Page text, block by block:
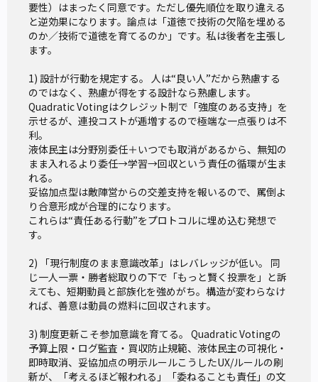
ル・タレントへの投票は、以前から日本社会で好ましくない
行動として認識されてきた。そういった投票をするべきでは
ない、ということはある種の常識であったと言ってよいだろ
さらに、ブレナンは不適切な投票を嫌う社会通念から一歩
進んで「場合によっては、棄権も必要である」と主張する。
彼は、前掲書で「棄権票」を肯定する理由をレストラン選び
に喩（たと）えている。すなわち棄権票とは実質的には委任
というかたちの間接投票であり、投票の放棄ではないという
ことだ。
「『私は最高のレストランに投票する。しかし、私はどのレ
りもよく知っているので、皆さんの集団的な知恵を反映する
形で、投票することにする。』このとき私は棄権している。
しかし、実質的には、間接的な投票を行っているのである」
たとえば、知らない土地に引っ越した友人を訪ねた際、夕
要性）はまったく同意です。――ただし優先順位を取り違える
と逆効果になります。論点は「道徳で技術の欠陥を埋める
のか／技術で道徳を育てるのか」です。私は後者を主張し
ます。
1) 設計が行動を規定する。 人は“良い人”だから熟慮する
のではなく、熟慮が得をする設計なら熟慮します。
Quadratic Votingはクレジット制で「強度のある支持」を
示せるが、連投コストが逓増するので極端な一点張りは不
利。
液体民主は分野別委任＋いつでも取消があるから、無知の
まま入れるより委任→学習→回収という責任の循環が生ま
れる。
妥協加点型は敵陣営からの交差支持を報いるので、罵倒よ
り合意形成が合理的になります。
これらは“責任ある行動”をプロトコルに埋め込む発想で
す。
2) 「現行制度のまま意識改革」はレバレッジが低い。 同
じ一人一票・勝者総取りの下で「もっと賢く投票を」と訴
えても、短期動員と部族化を強めがち。構造が変わらなけ
れば、善意は動員の燃料に回収されます。
3) 制度更新こそ参加意識を育てる。 Quadratic Votingの
予算上限・ログ監査・買収防止規範、液体民主の可視化・
即時取消、妥協加点の明示ルール――こうしたUX/ルールの刷
新が、「考えるほど報われる」「委ねることも責任」の文